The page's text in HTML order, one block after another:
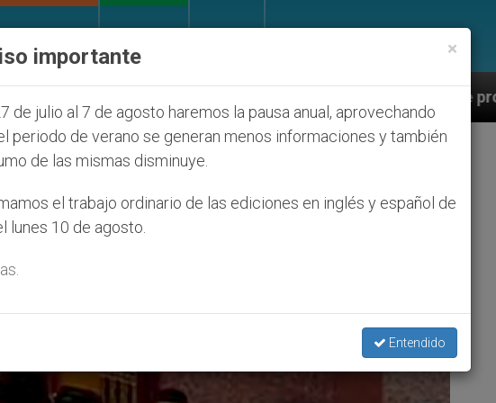
la Juventud Seúl 2027 ONU se pronuncia ante caso de
Papa Tawadros’
×
importante
de julio al 7 de agosto haremos la pausa anual, aprovechando
periodo de verano se generan menos informaciones y también
de las mismas disminuye.
el trabajo ordinario de las ediciones en inglés y español de
lunes 10 de agosto.
Entendido